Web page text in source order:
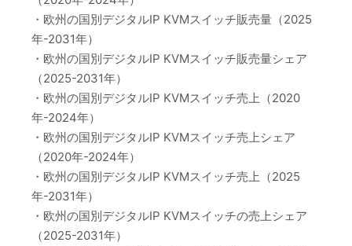
・欧州の国別デジタルIP KVMスイッチ販売量（2025
年-2031年）
・欧州の国別デジタルIP KVMスイッチ販売量シェア
（2025-2031年）
・欧州の国別デジタルIP KVMスイッチ売上（2020
年-2024年）
・欧州の国別デジタルIP KVMスイッチ売上シェア
（2020年-2024年）
・欧州の国別デジタルIP KVMスイッチ売上（2025
年-2031年）
・欧州の国別デジタルIP KVMスイッチの売上シェア
（2025-2031年）